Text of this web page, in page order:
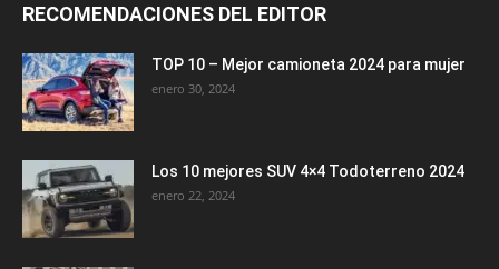
RECOMENDACIONES DEL EDITOR
TOP 10 – Mejor camioneta 2024 para mujer
enero 30, 2024
Los 10 mejores SUV 4×4 Todoterreno 2024
enero 22, 2024